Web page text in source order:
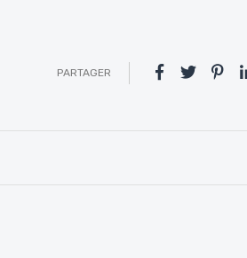
PARTAGER